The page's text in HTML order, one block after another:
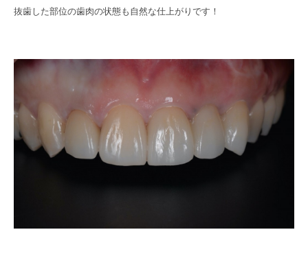
抜歯した部位の歯肉の状態も自然な仕上がりです！